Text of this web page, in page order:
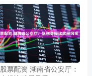
票配资 湖南省公安厅：